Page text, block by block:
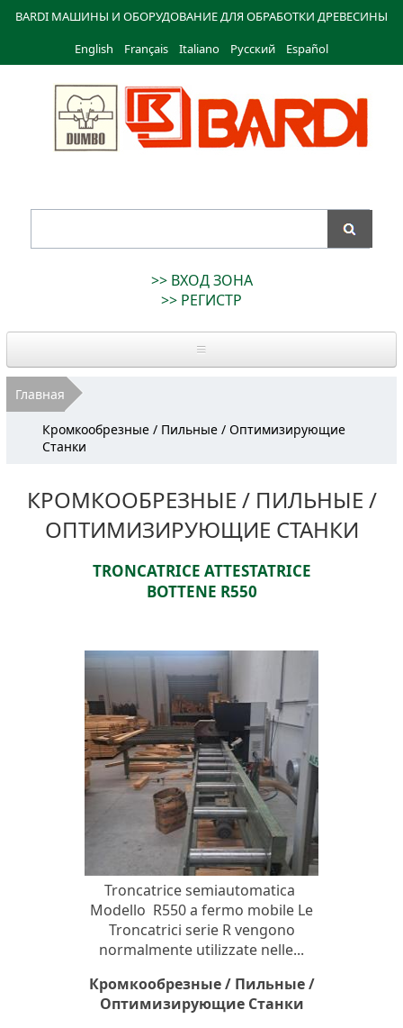
Перейти к
содержанию
BARDI МАШИНЫ И ОБОРУДОВАНИЕ ДЛЯ ОБРАБОТКИ ДРЕВЕСИНЫ
English
Français Italiano Русский Español
Macchine
>> ВХОД ЗОНА
>> РЕГИСТР
Главная
Оборудование бывшее в употреблении
Услуги
Наш адрес
Главная
Кромкообрезные / Пильные / Оптимизирующие
Станки
КРОМКООБРЕЗНЫЕ / ПИЛЬНЫЕ /
ОПТИМИЗИРУЮЩИЕ СТАНКИ
TRONCATRICE ATTESTATRICE
BOTTENE R550
Troncatrice semiautomatica
Modello R550 a fermo mobile Le
Troncatrici serie R vengono
normalmente utilizzate nelle...
Кромкообрезные / Пильные /
Оптимизирующие Станки